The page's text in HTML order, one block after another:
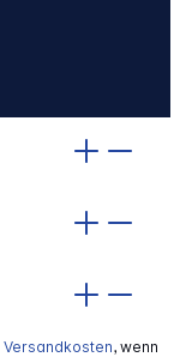
Versandkosten, wenn